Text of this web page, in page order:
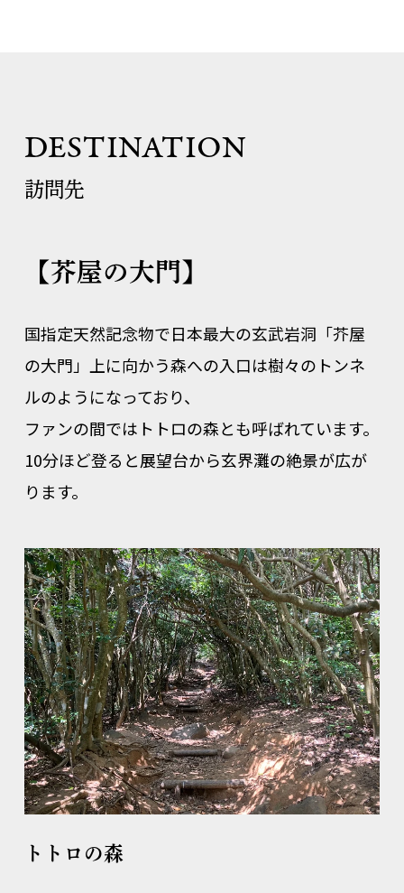
DESTINATION
訪問先
【芥屋の大門】
国指定天然記念物で日本最大の玄武岩洞「芥屋
の大門」上に向かう森への入口は樹々のトンネ
ルのようになっており、
ファンの間ではトトロの森とも呼ばれています。
10分ほど登ると展望台から玄界灘の絶景が広が
ります。
トトロの森